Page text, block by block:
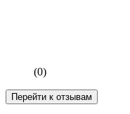
(0)
Перейти к отзывам